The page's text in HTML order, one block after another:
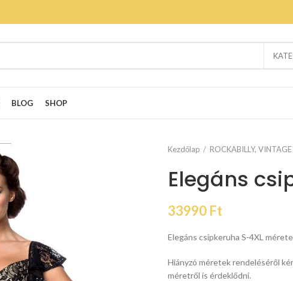
BLOG SHOP
Kezdőlap ROCKABILLY, VINTAGE
Elegáns
33990 Ft
Elegáns csipkeruha S-4XL
Hiányzó méretek rendeléséről
méretről is érdeklődni.